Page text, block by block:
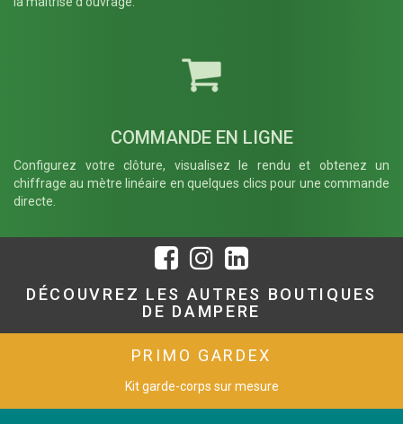
COMMANDE EN LIGNE
Configurez votre clôture, visualisez le rendu et obtenez un
chiffrage au mètre linéaire en quelques clics pour une commande
directe.
DÉCOUVREZ LES AUTRES BOUTIQUES
DE DAMPERE
PRIMO GARDEX
Kit garde-corps sur mesure